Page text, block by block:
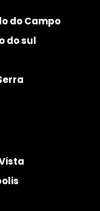
do Campo
do sul